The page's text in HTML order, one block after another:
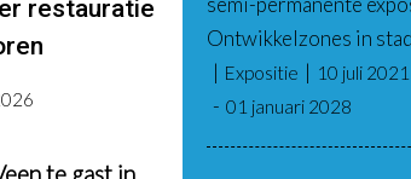
restauratie
Ontwikkelzones in
Expositie
10 juli 2021
01 januari 2028